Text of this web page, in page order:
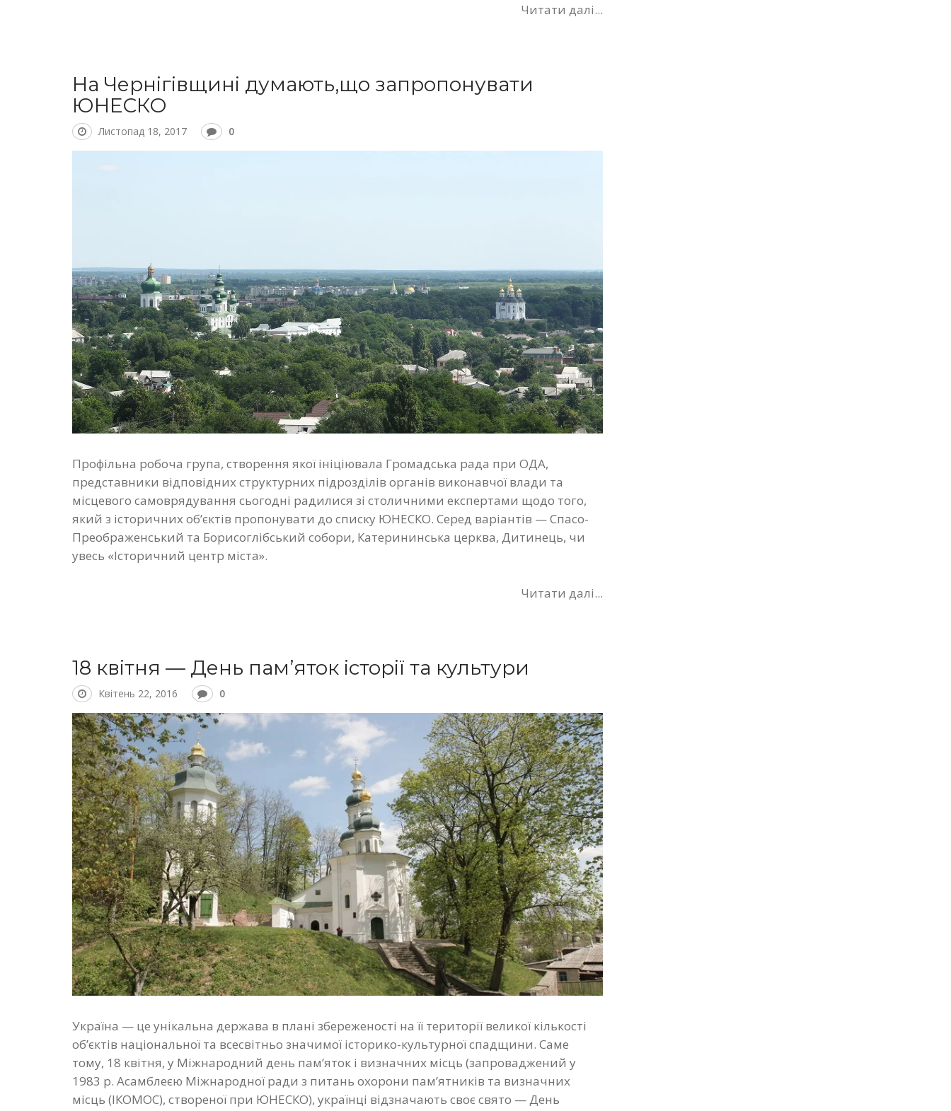
Читати далі...
На Чернігівщині думають,що запропонувати
ЮНЕСКО
Листопад 18, 2017 0
Профільна робоча група, створення якої ініціювала Громадська рада при ОДА,
представники відповідних структурних підрозділів органів виконавчої влади та
місцевого самоврядування сьогодні радилися зі столичними експертами щодо того,
який з історичних об’єктів пропонувати до списку ЮНЕСКО. Серед варіантів — Спасо-
Преображенський та Борисоглібський собори, Катерининська церква, Дитинець, чи
увесь «Історичний центр міста».
Читати далі...
18 квітня — День пам’яток історії та культури
Квітень 22, 2016 0
Україна — це унікальна держава в плані збереженості на її території великої кількості
об’єктів національної та всесвітньо значимої історико-культурної спадщини. Саме
тому, 18 квітня, у Міжнародний день пам’яток і визначних місць (запроваджений у
1983 р. Асамблеєю Міжнародної ради з питань охорони пам’ятників та визначних
місць (ІКОМОС), створеної при ЮНЕСКО), українці відзначають своє свято — День